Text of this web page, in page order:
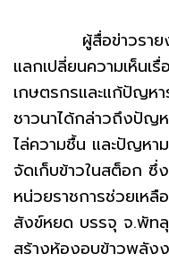
ผู้สื่อข่าวรายงาน
แลกเปลี่ยนความเห็นเ
เกษตรกรและแก้ปัญห
ชาวนาได้กล่าวถึงปัญห
ไล่ความชื้น และปัญหา
จัดเก็บข้าวในสต็อก
หน่วยราชการช่วยเห
สังข์หยด บรรจุ จ.พัท
สร้างห้องอบข้าวพลัง